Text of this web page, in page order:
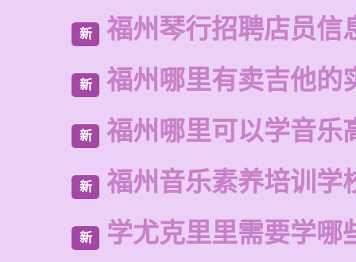
新 福州琴行招聘店员信
新 福州哪里有卖吉他的
新 福州哪里可以学音乐
新 福州音乐素养培训学
新 学尤克里里需要学哪